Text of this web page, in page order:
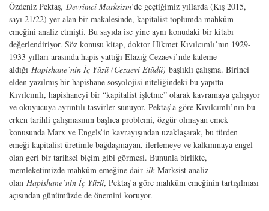
Özdeniz Pektaş, Devrimci Marksizm’de geçtiğimiz yıllarda (Kış 2015,
sayı 21/22) yer alan bir makalesinde, kapitalist toplumda mahkûm
emeğini analiz etmişti. Bu sayıda ise yine aynı konudaki bir kitabı
değerlendiriyor. Söz konusu kitap, doktor Hikmet Kıvılcımlı’nın 1929-
1933 yılları arasında hapis yattığı Elazığ Cezaevi’nde kaleme
aldığı Hapishane’nin İç Yüzü (Cezaevi Etüdü) başlıklı çalışma. Birinci
elden yazılmış bir hapishane sosyolojisi niteliğindeki bu yapıtta
Kıvılcımlı, hapishaneyi bir “kapitalist işletme” olarak kavramaya çalışıyor
ve okuyucuya ayrıntılı tasvirler sunuyor. Pektaş’a göre Kıvılcımlı’nın bu
erken tarihli çalışmasının başlıca problemi, özgür olmayan emek
konusunda Marx ve Engels’in kavrayışından uzaklaşarak, bu türden
emeği kapitalist üretimle bağdaşmayan, ilerlemeye ve kalkınmaya engel
olan geri bir tarihsel biçim gibi görmesi. Bununla birlikte,
memleketimizde mahkûm emeğine dair ilk Marksist analiz
olan Hapishane’nin İç Yüzü, Pektaş’a göre mahkûm emeğinin tartışılması
açısından günümüzde de önemini koruyor.